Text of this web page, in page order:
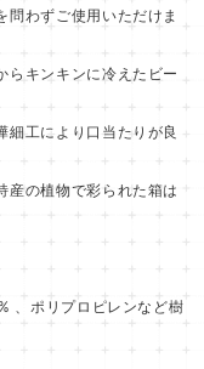
問わずご使用いただけま
らキンキンに冷えたビー
細工により口当たりが良
産の植物で彩られた箱は
、ポリプロピレンなど樹